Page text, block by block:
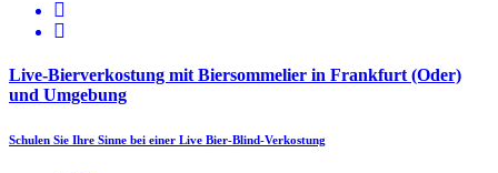
Live-Bierverkostung mit Biersommelier in Frankfurt (Oder)
und Umgebung
Schulen Sie Ihre Sinne bei einer Live Bier-Blind-Verkostung